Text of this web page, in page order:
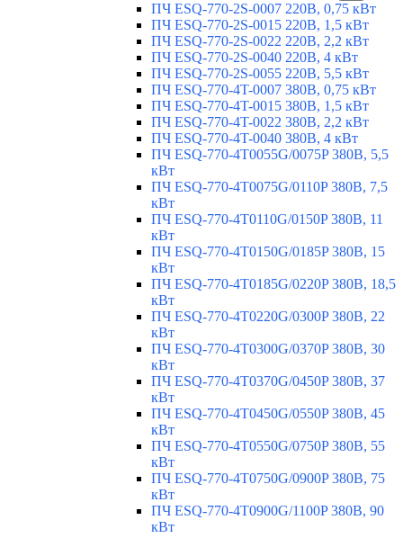
ПЧ ESQ-770-2S-0007 220В, 0,75 кВт
ПЧ ESQ-770-2S-0015 220В, 1,5 кВт
ПЧ ESQ-770-2S-0022 220В, 2,2 кВт
ПЧ ESQ-770-2S-0040 220В, 4 кВт
ПЧ ESQ-770-2S-0055 220В, 5,5 кВт
ПЧ ESQ-770-4T-0007 380В, 0,75 кВт
ПЧ ESQ-770-4T-0015 380В, 1,5 кВт
ПЧ ESQ-770-4T-0022 380В, 2,2 кВт
ПЧ ESQ-770-4T-0040 380В, 4 кВт
ПЧ ESQ-770-4T0055G/0075P 380В, 5,5
кВт
ПЧ ESQ-770-4T0075G/0110P 380В, 7,5
кВт
ПЧ ESQ-770-4T0110G/0150P 380В, 11
кВт
ПЧ ESQ-770-4T0150G/0185P 380В, 15
кВт
ПЧ ESQ-770-4T0185G/0220P 380В, 18,5
кВт
ПЧ ESQ-770-4T0220G/0300P 380В, 22
кВт
ПЧ ESQ-770-4T0300G/0370P 380В, 30
кВт
ПЧ ESQ-770-4T0370G/0450P 380В, 37
кВт
ПЧ ESQ-770-4T0450G/0550P 380В, 45
кВт
ПЧ ESQ-770-4T0550G/0750P 380В, 55
кВт
ПЧ ESQ-770-4T0750G/0900P 380В, 75
кВт
ПЧ ESQ-770-4T0900G/1100P 380В, 90
кВт